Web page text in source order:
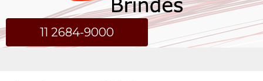
11 2684-9000